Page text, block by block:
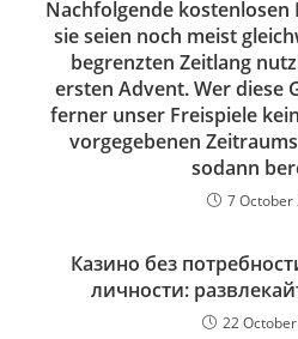
Nachfolgende kostenlosen
sie seien noch meist
begrenzten Zeitlang
ersten Advent. Wer diese
ferner unser Freispiele
vorgegebenen
sodann
7 October
Казино без
личности:
22